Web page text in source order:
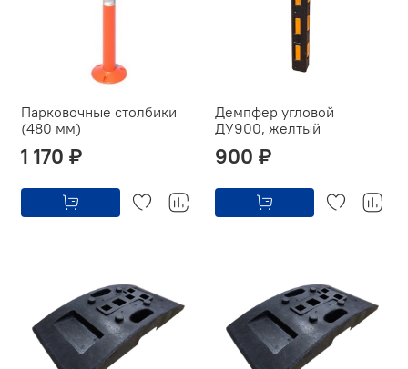
Парковочные столбики
(480 мм)
1 170 ₽
Демпфер угловой
ДУ900, желтый
900 ₽